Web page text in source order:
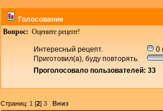
Голосование
Вопрос: Оцените рецепт!
Интересный рецепт.
0
Приготовил(а), буду повторять.
Проголосовало пользователей: 33
Страниц: 1 [2] 3 Вниз